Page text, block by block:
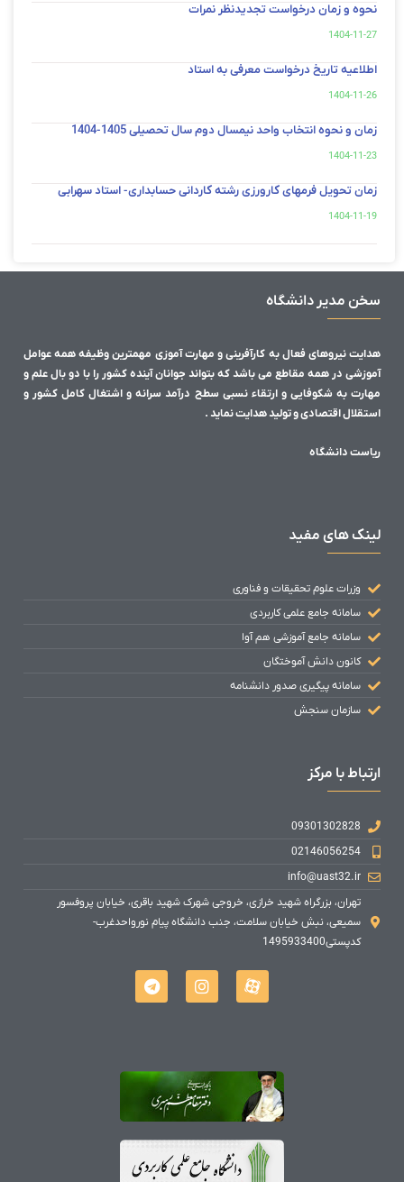
نحوه و زمان درخواست تجدیدنظر نمرات
1404-11-27
اطلاعیه تاریخ درخواست معرفی به استاد
1404-11-26
زمان و نحوه انتخاب واحد نیمسال دوم سال تحصیلی 1405-1404
1404-11-23
زمان تحویل فرمهای کارورزی رشته کاردانی حسابداری- استاد سهرابی
1404-11-19
سخن مدیر دانشگاه
هدایت نیروهای فعال به کارآفرینی و مهارت آموزی مهمترین وظیفه همه عوامل
آموزشی در همه مقاطع می باشد که بتواند جوانان آینده کشور را با دو بال علم و
مهارت به شکوفایی و ارتقاء نسبی سطح درآمد سرانه و اشتغال کامل کشور و
استقلال اقتصادی و تولید هدایت نماید .
ریاست دانشگاه
لینک های مفید
وزرات علوم تحقیقات و فناوری
سامانه جامع علمی کاربردی
سامانه جامع آموزشی هم آوا
کانون دانش آموختگان
سامانه پیگیری صدور دانشنامه
سازمان سنجش
ارتباط با مرکز
09301302828
02146056254
info@uast32.ir
تهران، بزرگراه شهید خرازی، خروجی شهرک شهید باقری، خیابان پروفسور
سمیعی، نبش خیابان سلامت، جنب دانشگاه پیام نورواحدغرب-
کدپستی1495933400